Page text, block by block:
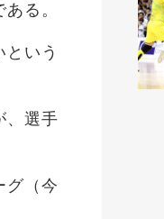
る。
いう
、選手
グ（今